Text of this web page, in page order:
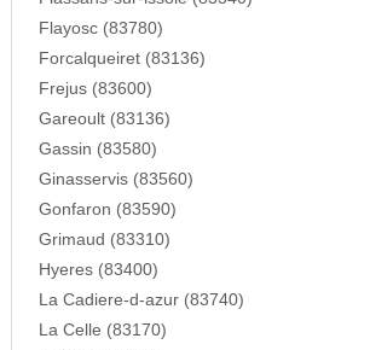
Flayosc (83780)
Forcalqueiret (83136)
Frejus (83600)
Gareoult (83136)
Gassin (83580)
Ginasservis (83560)
Gonfaron (83590)
Grimaud (83310)
Hyeres (83400)
La Cadiere-d-azur (83740)
La Celle (83170)